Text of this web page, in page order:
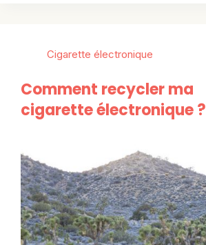
Cigarette électronique
Comment recycler ma
cigarette électronique ?